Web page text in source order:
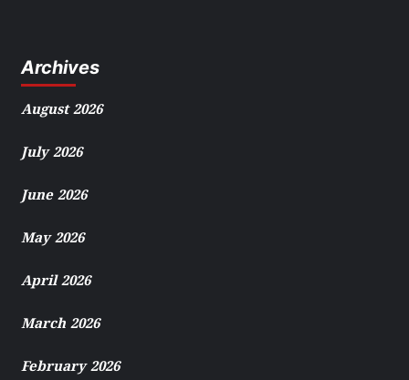
Archives
August 2026
July 2026
June 2026
May 2026
April 2026
March 2026
February 2026